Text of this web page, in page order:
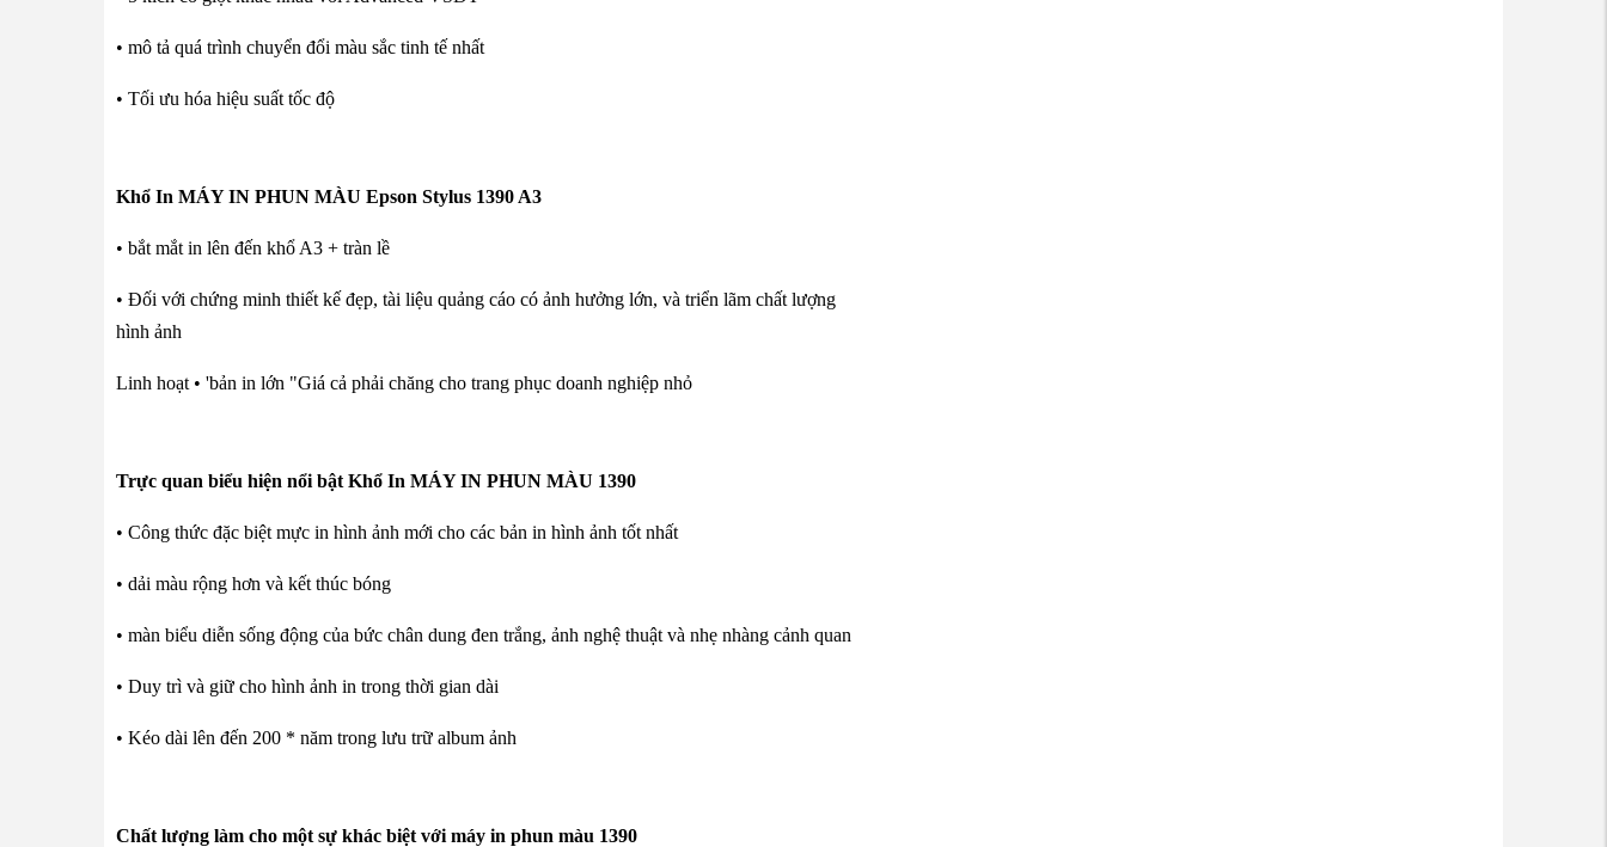
• mô tả quá trình chuyển đổi màu sắc tinh tế nhất
• Tối ưu hóa hiệu suất tốc độ
Khổ In MÁY IN PHUN MÀU Epson Stylus 1390 A3
• bắt mắt in lên đến khổ A3 + tràn lề
• Đối với chứng minh thiết kế đẹp, tài liệu quảng cáo có ảnh hưởng lớn, và triển lãm chất lượng
hình ảnh
Linh hoạt • 'bản in lớn "Giá cả phải chăng cho trang phục doanh nghiệp nhỏ
Trực quan biểu hiện nổi bật Khổ In MÁY IN PHUN MÀU 1390
• Công thức đặc biệt mực in hình ảnh mới cho các bản in hình ảnh tốt nhất
• dải màu rộng hơn và kết thúc bóng
• màn biểu diễn sống động của bức chân dung đen trắng, ảnh nghệ thuật và nhẹ nhàng cảnh quan
• Duy trì và giữ cho hình ảnh in trong thời gian dài
• Kéo dài lên đến 200 * năm trong lưu trữ album ảnh
Chất lượng làm cho một sự khác biệt với máy in phun màu 1390